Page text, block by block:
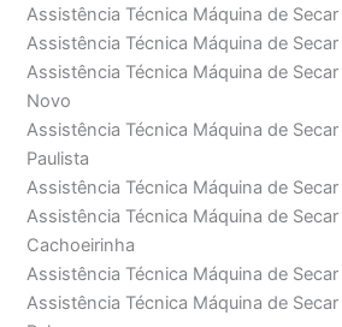
Assistência Técnica Máquina de
Assistência Técnica Máquina de
Assistência Técnica Máquina de
Novo
Assistência Técnica Máquina de
Paulista
Assistência Técnica Máquina de
Assistência Técnica Máquina de Secar
Cachoeirinha
Assistência Técnica Máquina de
Assistência Técnica Máquina de